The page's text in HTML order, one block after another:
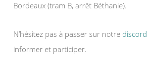
Bordeaux (tram B, arrêt Béthanie).
N’hésitez pas à passer sur notre discord
informer et participer.